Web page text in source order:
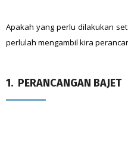
Apakah yang perlu dilakukan
perlulah mengambil kira
1. PERANCANGAN BAJET